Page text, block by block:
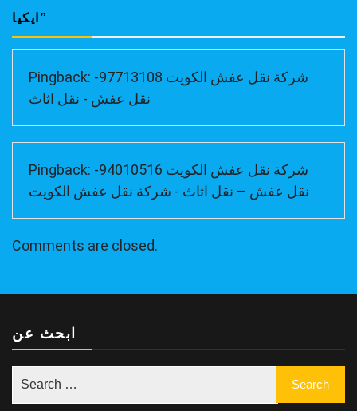
ايكيا ”
Pingback: شركة نقل عفش الكويت 97713108-
نقل عفش - نقل اثاث
Pingback: شركة نقل عفش الكويت 94010516-
نقل عفش – نقل اثاث - شركة نقل عفش الكويت
Comments are closed.
ابحث عن